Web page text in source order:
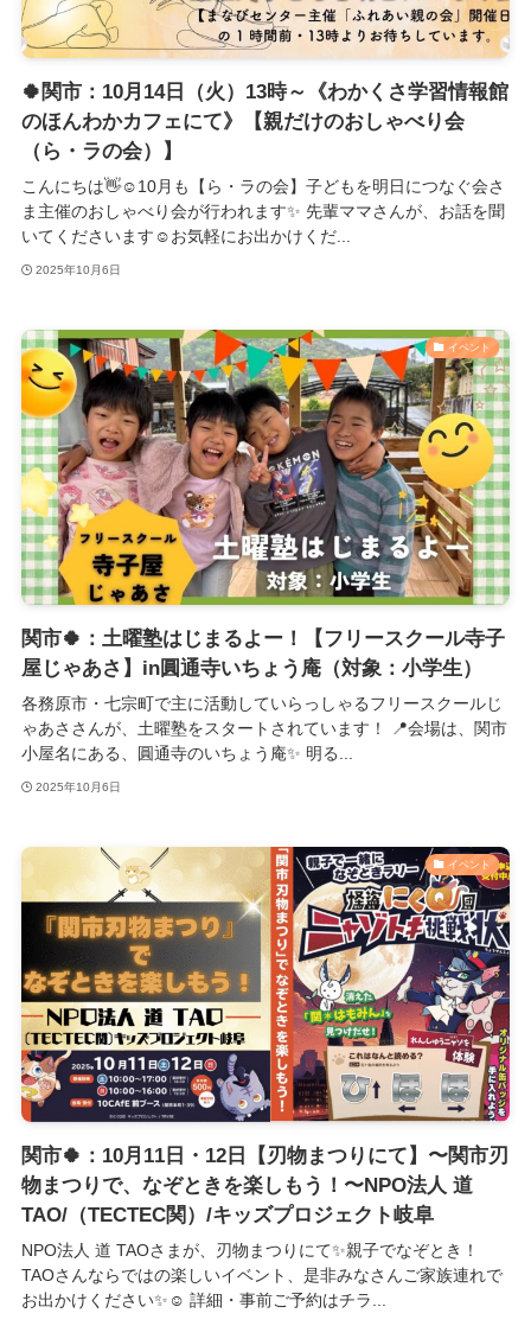
🍀関市：10月14日（火）13時～《わかくさ学習情報館
のほんわかカフェにて》【親だけのおしゃべり会
（ら・ラの会）】
こんにちは👋☺️10月も【ら・ラの会】子どもを明日につなぐ会さ
ま主催のおしゃべり会が行われます✨️ 先輩ママさんが、お話を聞
いてくださいます☺️お気軽にお出かけくだ...
2025年10月6日
イベント
関市🍀：土曜塾はじまるよー！【フリースクール寺子
屋じゃあさ】in圓通寺いちょう庵（対象：小学生）
各務原市・七宗町で主に活動していらっしゃるフリースクールじ
ゃあささんが、土曜塾をスタートされています！ 📍会場は、関市
小屋名にある、圓通寺のいちょう庵✨️ 明る...
2025年10月6日
イベント
関市🍀：10月11日・12日【刃物まつりにて】〜関市刃
物まつりで、なぞときを楽しもう！〜NPO法人 道
TAO/（TECTEC関）/キッズプロジェクト岐阜
NPO法人 道 TAOさまが、刃物まつりにて✨️親子でなぞとき！
TAOさんならではの楽しいイベント、是非みなさんご家族連れで
お出かけください✨️☺️ 詳細・事前ご予約はチラ...